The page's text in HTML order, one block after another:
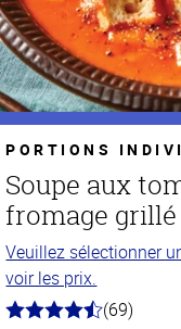
PORTIONS
Soupe aux
fromage grillé
Veuillez sélectionner
voir les prix.
4.3
(69)